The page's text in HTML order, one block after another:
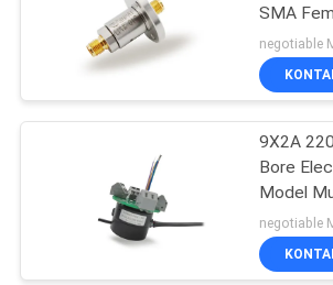
PRIVACY
POLICY
Slip Ring
Tinggi
SMA
Ring
negotiable
9X2A
Bore
Model
negotiable